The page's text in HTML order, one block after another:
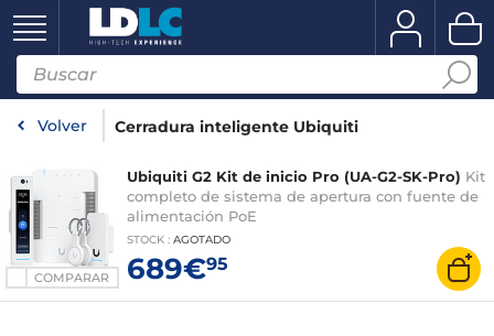
Volver Cerradura inteligente Ubiquiti
COMPARAR
Ubiquiti G2 Kit de inicio Pro (UA-G2-SK-Pro) Kit
completo de sistema de apertura con fuente de
alimentación PoE
STOCK : AGOTADO
689€95